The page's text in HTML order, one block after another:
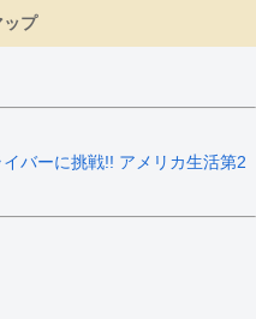
ップ
バーに挑戦!! アメリカ生活第2